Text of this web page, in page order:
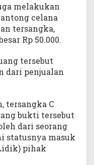
melakukan
celana
tersangka,
Rp 50.000.
tersebut
dari penjualan
tersangka C
bukti tersebut
dari seorang
statusnya masuk
pihak